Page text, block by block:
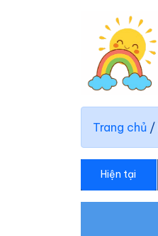
Trang chủ /
Hiện tại